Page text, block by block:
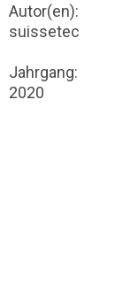
Autor(en):
suissetec
Jahrgang:
2020